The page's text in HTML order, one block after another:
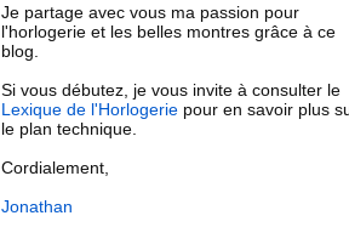
Je partage avec vous ma passion pour
l'horlogerie et les belles montres grâce à ce
blog.
Si vous débutez, je vous invite à consulter le
Lexique de l'Horlogerie pour en savoir plus
le plan technique.
Cordialement,
Jonathan